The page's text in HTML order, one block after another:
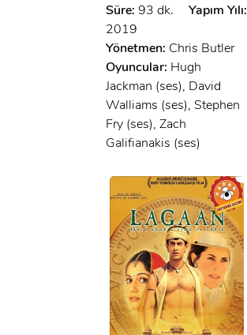
Süre: 93 dk.
Yapım Yılı:
2019
Yönetmen: Chris Butler
Oyuncular: Hugh
Jackman (ses), David
Walliams (ses), Stephen
Fry (ses), Zach
Galifianakis (ses)